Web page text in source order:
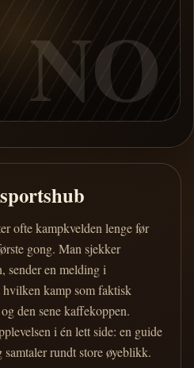
NO
ofte kampkvelden lenge før
gong. Man sjekker
sender en melding i
kamp som faktisk
den sene kaffekoppen.
i én lett side: en guide
rundt store øyeblikk.